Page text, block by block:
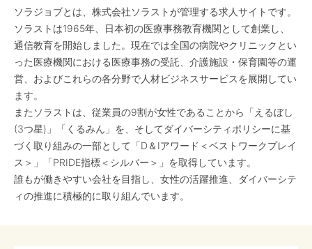
ソラジョブとは、株式会社ソラストが管理する求人サイトです。
ソラストは1965年、日本初の医療事務教育機関として創業し、
通信教育を開始しました。現在では全国の病院やクリニックとい
った医療機関における医療事務の受託、介護施設・保育園等の運
営、およびこれらの各分野で人材ビジネスサービスを展開してい
ます。
またソラストは、従業員の9割が女性であることから「えるぼし
(3つ星)」「くるみん」を、そしてダイバーシティポリシーに基
づく取り組みの一部として「D＆Iアワード＜ベストワークプレイ
ス＞」「PRIDE指標＜シルバー＞」を取得しています。
誰もが働きやすい会社を目指し、女性の活躍推進、ダイバーシテ
ィの推進に積極的に取り組んでいます。